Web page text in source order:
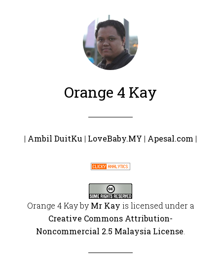
Orange 4 Kay
| Ambil DuitKu | LoveBaby.MY | Apesal.com |
Orange 4 Kayby Mr Kay is licensed under a
Creative Commons Attribution-
Noncommercial 2.5 Malaysia License